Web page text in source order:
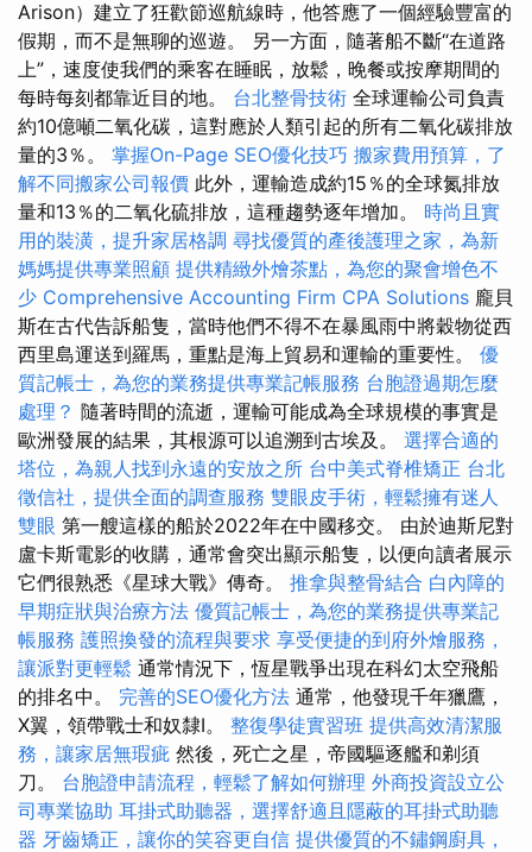
Arison）建立了狂歡節巡航線時，他答應了一個經驗豐富的
假期，而不是無聊的巡遊。 另一方面，隨著船不斷“在道路
上”，速度使我們的乘客在睡眠，放鬆，晚餐或按摩期間的
每時每刻都靠近目的地。 台北整骨技術 全球運輸公司負責
約10億噸二氧化碳，這對應於人類引起的所有二氧化碳排放
量的3％。 掌握On-Page SEO優化技巧 搬家費用預算，了
解不同搬家公司報價 此外，運輸造成約15％的全球氮排放
量和13％的二氧化硫排放，這種趨勢逐年增加。 時尚且實
用的裝潢，提升家居格調 尋找優質的產後護理之家，為新
媽媽提供專業照顧 提供精緻外燴茶點，為您的聚會增色不
少 Comprehensive Accounting Firm CPA Solutions 龐貝
斯在古代告訴船隻，當時他們不得不在暴風雨中將穀物從西
西里島運送到羅馬，重點是海上貿易和運輸的重要性。 優
質記帳士，為您的業務提供專業記帳服務 台胞證過期怎麼
處理？ 隨著時間的流逝，運輸可能成為全球規模的事實是
歐洲發展的結果，其根源可以追溯到古埃及。 選擇合適的
塔位，為親人找到永遠的安放之所 台中美式脊椎矯正 台北
徵信社，提供全面的調查服務 雙眼皮手術，輕鬆擁有迷人
雙眼 第一艘這樣的船於2022年在中國移交。 由於迪斯尼對
盧卡斯電影的收購，通常會突出顯示船隻，以便向讀者展示
它們很熟悉《星球大戰》傳奇。 推拿與整骨結合 白內障的
早期症狀與治療方法 優質記帳士，為您的業務提供專業記
帳服務 護照換發的流程與要求 享受便捷的到府外燴服務，
讓派對更輕鬆 通常情況下，恆星戰爭出現在科幻太空飛船
的排名中。 完善的SEO優化方法 通常，他發現千年獵鷹，
X翼，領帶戰士和奴隸I。 整復學徒實習班 提供高效清潔服
務，讓家居無瑕疵 然後，死亡之星，帝國驅逐艦和剃須
刀。 台胞證申請流程，輕鬆了解如何辦理 外商投資設立公
司專業協助 耳掛式助聽器，選擇舒適且隱蔽的耳掛式助聽
器 牙齒矯正，讓你的笑容更自信 提供優質的不鏽鋼廚具，